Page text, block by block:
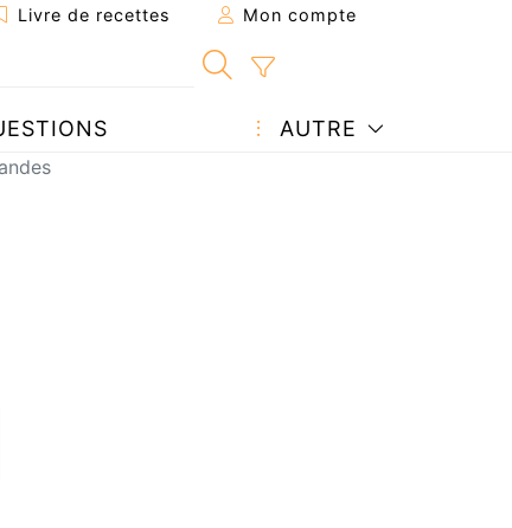
Livre de recettes Mon compte
AUTRE
à un ami
page
une question à l'auteur
votre photo de cette